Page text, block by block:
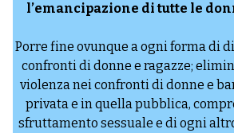
l’emancipazione di tutte le
Porre fine ovunque a ogni forma di
confronti di donne e ragazze;
violenza nei confronti di donne e
privata e in quella pubblica,
sfruttamento sessuale e di ogni